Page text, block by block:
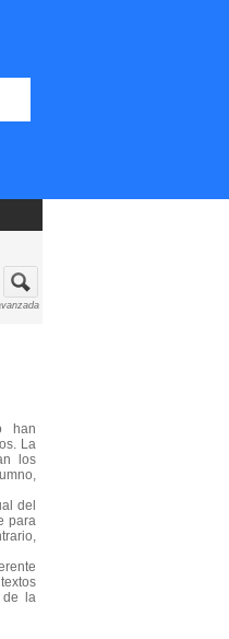
han
La
los
del
para
de la